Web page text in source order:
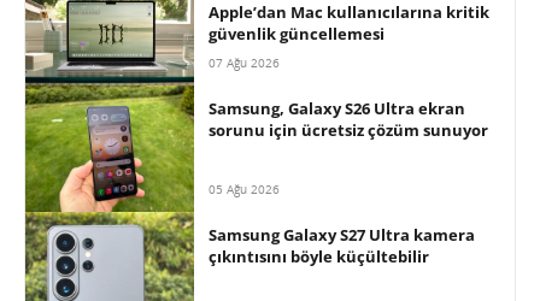
Apple’dan Mac kullanıcılarına kritik
güvenlik güncellemesi
07 Ağu 2026
Samsung, Galaxy S26 Ultra ekran
sorunu için ücretsiz çözüm sunuyor
05 Ağu 2026
Samsung Galaxy S27 Ultra kamera
çıkıntısını böyle küçültebilir